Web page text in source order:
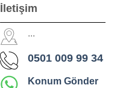
İletişim
...
0501 009 99 34
Konum Gönder